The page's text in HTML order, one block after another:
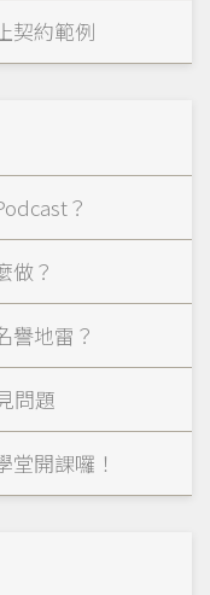
契約範例
？
做？
譽地雷？
問題
開課囉！